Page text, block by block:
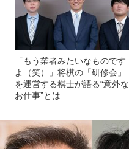
「もう業者みたいなものです
よ（笑）」将棋の「研修会」
を運営する棋士が語る“意外な
お仕事”とは